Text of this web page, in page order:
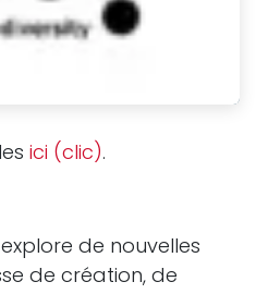
ici (clic).
de nouvelles
de création, de